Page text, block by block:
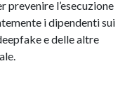
l’esecuzione
i dipendenti sui
e delle altre